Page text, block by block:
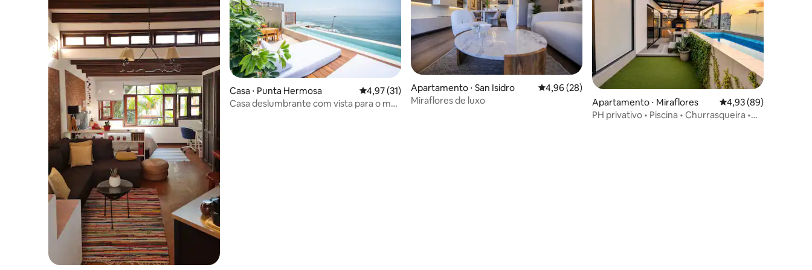
Casa ⋅ Punta Hermosa 4,97 de uma avaliação média de 5, 31 avaliações
4,97 (31)
Casa deslumbrante com vista para o mar,
Apartamento ⋅ San Isidro 4,96 de uma avaliação média de 5, 28 avaliações
4,96 (28)
Miraflores de luxo
Apartamento ⋅ Miraflores 4,93 de uma
4,93 (89)
PH privativo • Piscina • Churrasqueira •